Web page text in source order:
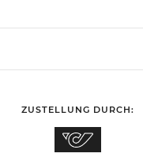
ZUSTELLUNG DURCH: